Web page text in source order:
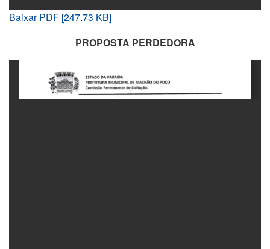
Baixar PDF [247.73 KB]
PROPOSTA PERDEDORA